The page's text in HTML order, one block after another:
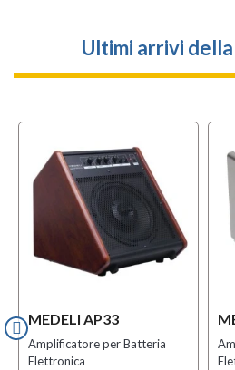
Ultimi arrivi
MEDELI AP33
Amplificatore per Batteria
Elettronica